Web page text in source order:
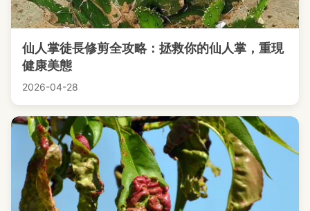
仙人掌徒長修剪全攻略：拯救你的仙人掌，重現
健康美態
2026-04-28